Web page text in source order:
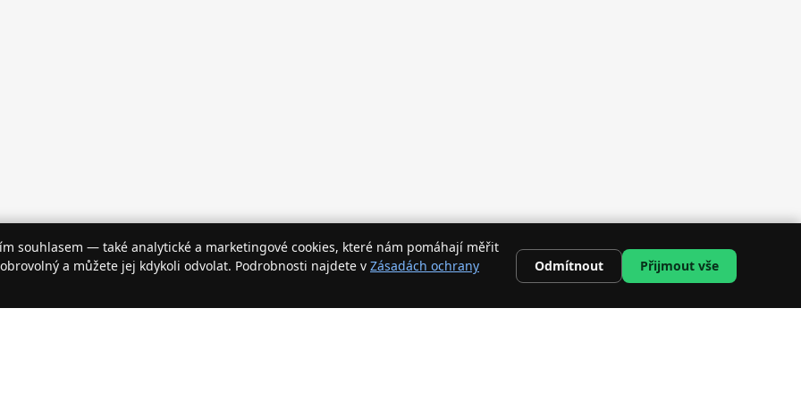
souhlasem — také analytické a marketingové cookies, které nám pomáhají měřit
a můžete jej kdykoli odvolat. Podrobnosti najdete v Zásadách ochrany
Odmítnout Přijmout vše